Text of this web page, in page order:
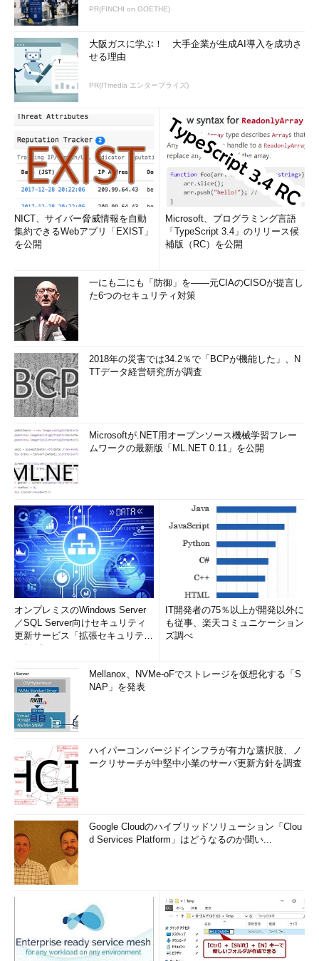
PR(FINCHI on GOETHE)
大阪ガスに学ぶ！ 大手企業が生成AI導入を成功さ
せる理由
PR(ITmedia エンタープライズ)
NICT、サイバー脅威情報を自動
集約できるWebアプリ「EXIST」
を公開
Microsoft、プログラミング言語
「TypeScript 3.4」のリリース候
補版（RC）を公開
一にも二にも「防御」を――元CIAのCISOが提言し
た6つのセキュリティ対策
2018年の災害では34.2％で「BCPが機能した」、N
TTデータ経営研究所が調査
Microsoftが.NET用オープンソース機械学習フレー
ムワークの最新版「ML.NET 0.11」を公開
オンプレミスのWindows Server
／SQL Server向けセキュリティ
更新サービス「拡張セキュリティ
IT開発者の75％以上が開発以外に
も従事、楽天コミュニケーション
ズ調べ
Mellanox、NVMe-oFでストレージを仮想化する「S
NAP」を発表
ハイパーコンバージドインフラが有力な選択肢、ノ
ークリサーチが中堅中小業のサーバ更新方針を調査
Google Cloudのハイブリッドソリューション「Clou
d Services Platform」はどうなるのか聞い...